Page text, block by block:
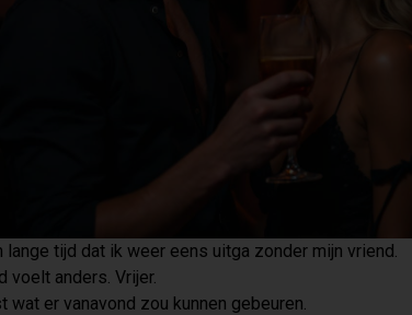
tijd dat ik weer eens uitga zonder mijn vriend.
voelt anders. Vrijer.
er vanavond zou kunnen gebeuren.